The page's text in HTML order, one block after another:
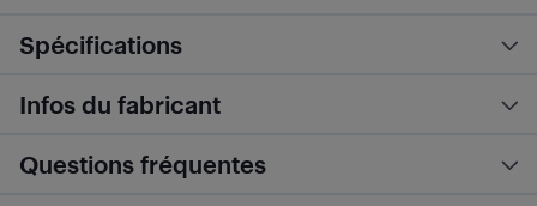
Spécifications
Infos du fabricant
Questions fréquentes